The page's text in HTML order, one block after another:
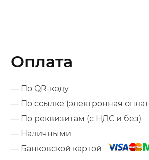
Оплата
— По QR-коду
— По ссылке (электронная
— По реквизитам (с НДС и без)
— Наличными
— Банковской картой